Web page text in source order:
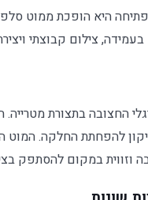
היא הופכת ממוט
החצובה בתצורת מטרייה.
להפחתת החלקה.
וזווית במקום להסתפק